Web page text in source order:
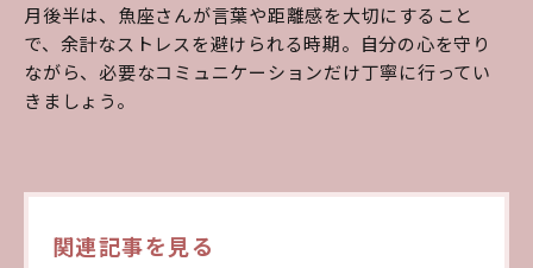
月後半は、魚座さんが言葉や距離感を大切にすること
で、余計なストレスを避けられる時期。自分の心を守り
ながら、必要なコミュニケーションだけ丁寧に行ってい
きましょう。
関連記事を見る